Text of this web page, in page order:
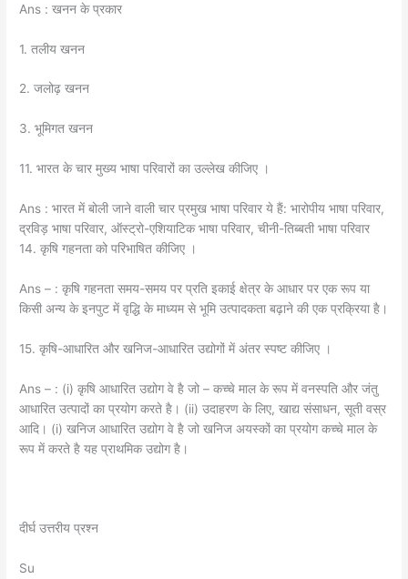
Ans : खनन के प्रकार
1. तलीय खनन
2. जलोढ़ खनन
3. भूमिगत खनन
11. भारत के चार मुख्य भाषा परिवारों का उल्लेख कीजिए ।
Ans : भारत में बोली जाने वाली चार प्रमुख भाषा परिवार ये हैं: भारोपीय भाषा परिवार,
द्रविड़ भाषा परिवार, ऑस्ट्रो-एशियाटिक भाषा परिवार, चीनी-तिब्बती भाषा परिवार
14. कृषि गहनता को परिभाषित कीजिए ।
Ans – : कृषि गहनता समय-समय पर प्रति इकाई क्षेत्र के आधार पर एक रूप या
किसी अन्य के इनपुट में वृद्धि के माध्यम से भूमि उत्पादकता बढ़ाने की एक प्रक्रिया है।
15. कृषि-आधारित और खनिज-आधारित उद्योगों में अंतर स्पष्ट कीजिए ।
Ans – : (i) कृषि आधारित उद्योग वे है जो – कच्चे माल के रूप में वनस्पति और जंतु
आधारित उत्पादों का प्रयोग करते है। (ii) उदाहरण के लिए, खाद्य संसाधन, सूती वस्र
आदि। (i) खनिज आधारित उद्योग वे है जो खनिज अयस्कों का प्रयोग कच्चे माल के
रूप में करते है यह प्राथमिक उद्योग है।
दीर्घ उत्तरीय प्रश्न
Su